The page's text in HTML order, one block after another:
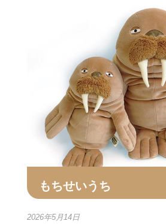
もちせいうち
2026年5月14日